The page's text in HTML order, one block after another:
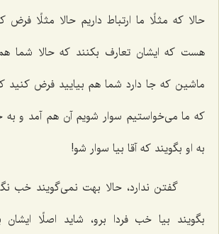
حالا که مثلًا ما ارتباط داریم حالا مثلًا
هست که ایشان تعارف بکنند که حالا شما هم
ماشین که جا دارد شما هم بیایید فرض کنید
که ما می‌خواستیم سوار شویم آن هم آمد و به
به او بگویند که آقا بیا سوار شو!
گفتن ندارد، حالا بهت نمی‌گویند خب
بگویند بیا خب فردا برو، شاید اصلًا ایشان